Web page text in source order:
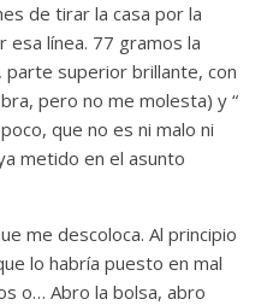
de tirar la casa por la
esa línea. 77 gramos la
parte superior brillante, con
pero no me molesta) y “
que no es ni malo ni
metido en el asunto
me descoloca. Al principio
lo habría puesto en mal
o… Abro la bolsa, abro